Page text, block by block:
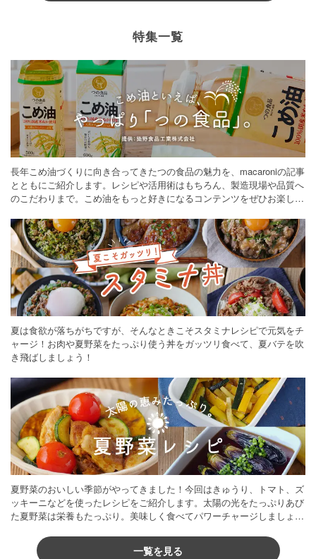
特集一覧
長年こめ油づくりに向き合ってきたつの食品の魅力を、macaroniの記事
とともにご紹介します。レシピや活用術はもちろん、製造現場や品質へ
のこだわりまで。こめ油をもっと好きになるコンテンツをぜひお楽しみ
夏は食欲が落ちがちですが、そんなときこそスタミナレシピで元気をチ
ャージ！お肉や夏野菜をたっぷり使う丼をガッツリ食べて、夏バテを吹
き飛ばしましょう！
夏野菜のおいしい季節がやってきました！今回はきゅうり、トマト、ズ
ッキーニなどを使ったレシピをご紹介します。太陽の光をたっぷりあび
た夏野菜は栄養もたっぷり。美味しく食べてパワーチャージしましょう
一覧を見る